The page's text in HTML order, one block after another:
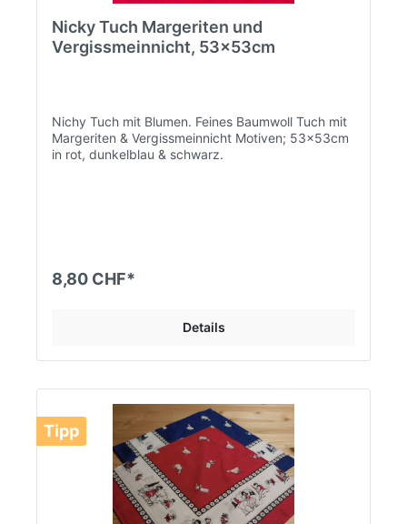
Nicky Tuch Margeriten und
Vergissmeinnicht, 53x53cm
Nichy Tuch mit Blumen. Feines Baumwoll Tuch mit
Margeriten & Vergissmeinnicht Motiven; 53x53cm
in rot, dunkelblau & schwarz.
8,80 CHF*
Details
Tipp